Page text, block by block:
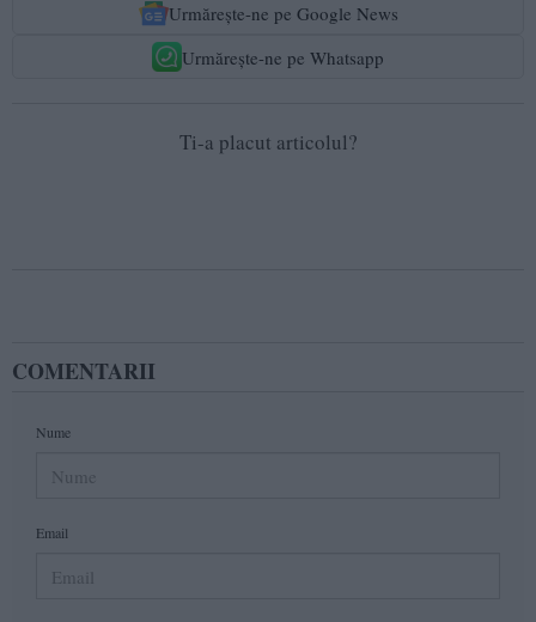
Urmărește-ne pe Google News
Urmărește-ne pe Whatsapp
Ti-a placut articolul?
COMENTARII
Nume
Email